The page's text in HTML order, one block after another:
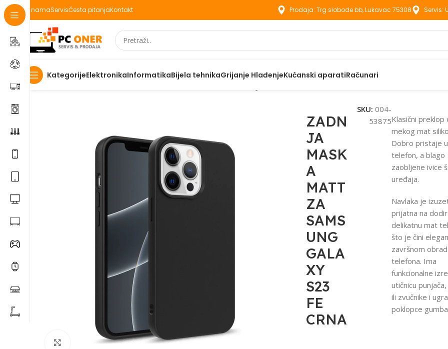
O namaServisČesta pitanjaKontakt Prodaja: Trg slobode bb, Lukavac 75308 Servis:
KategorijeElektronikaInformatikaBijela tehnikaGrijanje HlađenjeKućanski aparatiRačunari
Početna
Click to enlarge
ZADN
JA
MASK
A
MATT
ZA
SAMS
UNG
GALA
XY
S23
FE
CRNA
SKU:004-
53875Klasični preklop
mekog mat
Dobro pristaje
telefon, a blago
zaobljene ivice
uređaja.
Navlaka je
prijatna na
delikatnu mat
što je čini
završnom
telefona. Ima
funkcionalne
utičnicu
ili zvučnike i
poklopce